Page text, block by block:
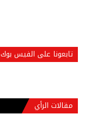
تابعونا على الفيس بوك
مقالات الرأي